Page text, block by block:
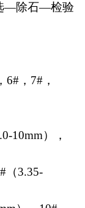
—除石—检验
6#，7#，
.0-10mm）
，
（3.35-